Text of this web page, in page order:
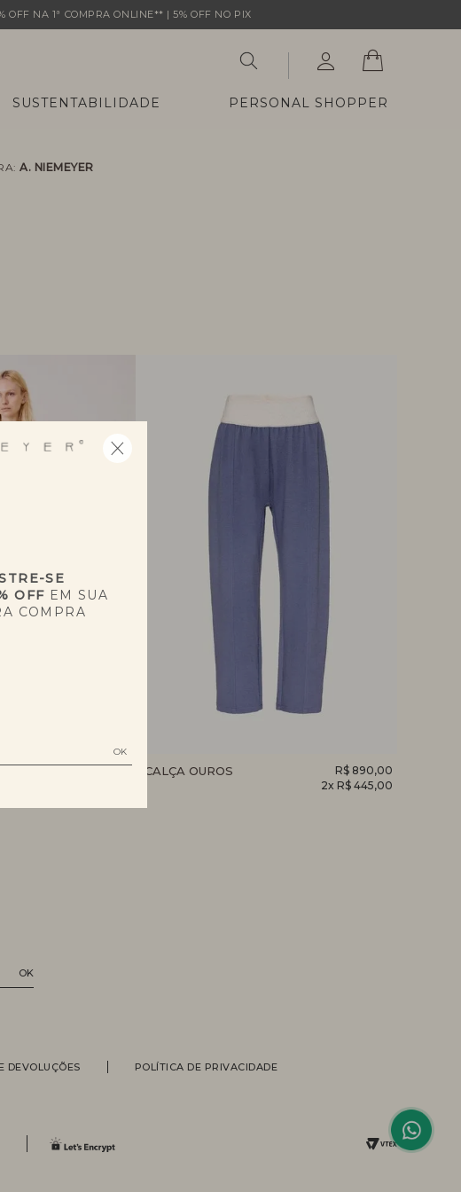
OFF NA 1ª COMPRA ONLINE** | 5% OFF NO PIX
SUSTENTABILIDADE PERSONAL SHOPPER
A. NIEMEYER
CALÇA OUROS
R$ 890,00
2x R$ 445,00
DEVOLUÇÕES POLÍTICA DE PRIVACIDADE
SE
OFF EM SUA
COMPRA